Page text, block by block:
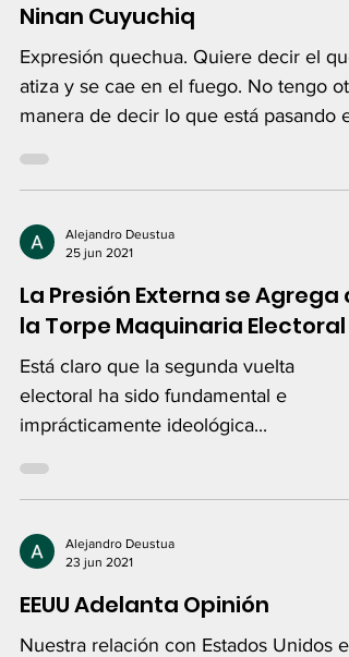
Ninan Cuyuchiq
Expresión quechua. Quiere decir el que
atiza y se cae en el fuego. No tengo
manera de decir lo que está pasando
Alejandro Deustua
25 jun 2021
La Presión Externa se Agrega a
la Torpe Maquinaria Electoral
Está claro que la segunda vuelta
electoral ha sido fundamental e
imprácticamente ideológica...
Alejandro Deustua
23 jun 2021
EEUU Adelanta Opinión
Nuestra relación con Estados Unidos es